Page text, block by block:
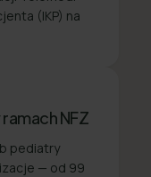
(IKP) na
NFZ
pediatry
— od 99